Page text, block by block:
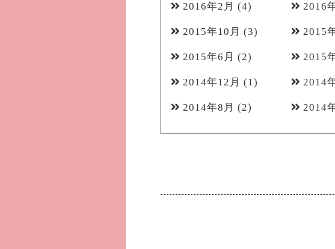
2016年2月 (4) 2016
2015年10月 (3) 2015
2015年6月 (2) 2015
2014年12月 (1) 2014
2014年8月 (2) 2014